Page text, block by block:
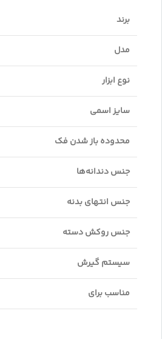
برند
مدل
نوع ابزار
سایز اسمی
محدوده باز شدن فک
جنس دندانه‌ها
جنس انتهای بدنه
جنس روکش دسته
سیستم گیرش
مناسب برای